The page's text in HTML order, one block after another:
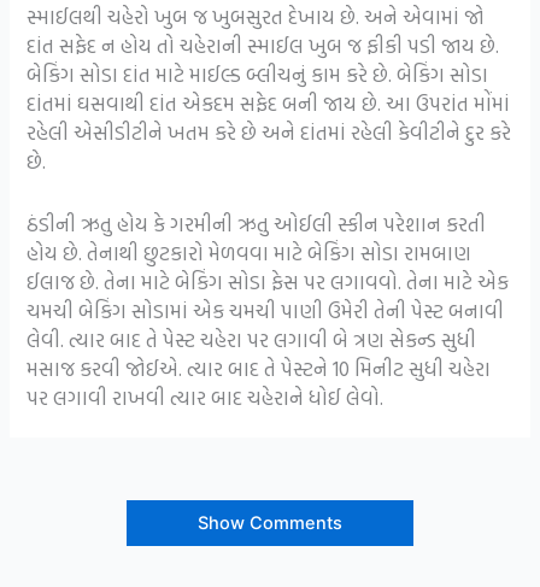
સ્માઈલથી ચહેરો ખુબ જ ખુબસુરત દેખાય છે. અને એવામાં જો
દાંત સફેદ ન હોય તો ચહેરાની સ્માઈલ ખુબ જ ફીકી પડી જાય છે.
બેકિંગ સોડા દાંત માટે માઈલ્ડ બ્લીચનું કામ કરે છે. બેકિંગ સોડા
દાંતમાં ઘસવાથી દાંત એકદમ સફેદ બની જાય છે. આ ઉપરાંત મોંમાં
રહેલી એસીડીટીને ખતમ કરે છે અને દાંતમાં રહેલી કેવીટીને દુર કરે
છે.
ઠંડીની ઋતુ હોય કે ગરમીની ઋતુ ઓઈલી સ્કીન પરેશાન કરતી
હોય છે. તેનાથી છુટકારો મેળવવા માટે બેકિંગ સોડા રામબાણ
ઈલાજ છે. તેના માટે બેકિંગ સોડા ફેસ પર લગાવવો. તેના માટે એક
ચમચી બેકિંગ સોડામાં એક ચમચી પાણી ઉમેરી તેની પેસ્ટ બનાવી
લેવી. ત્યાર બાદ તે પેસ્ટ ચહેરા પર લગાવી બે ત્રણ સેકન્ડ સુધી
મસાજ કરવી જોઈએ. ત્યાર બાદ તે પેસ્ટને 10 મિનીટ સુધી ચહેરા
પર લગાવી રાખવી ત્યાર બાદ ચહેરાને ધોઈ લેવો.
Show Comments